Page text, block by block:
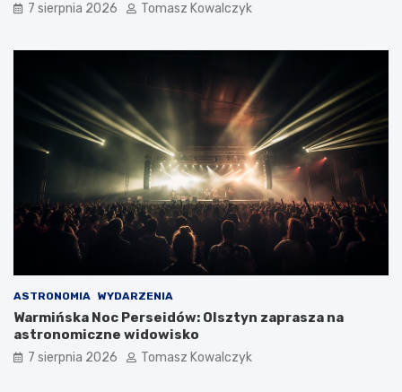
7 sierpnia 2026 Tomasz Kowalczyk
ASTRONOMIA WYDARZENIA
Warmińska Noc Perseidów: Olsztyn zaprasza na
astronomiczne widowisko
7 sierpnia 2026 Tomasz Kowalczyk